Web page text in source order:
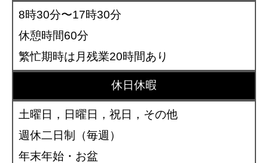
8時30分〜17時30分
休憩時間60分
繁忙期時は月残業20時間あり
休日休暇
土曜日，日曜日，祝日，その他
週休二日制（毎週）
年末年始・お盆